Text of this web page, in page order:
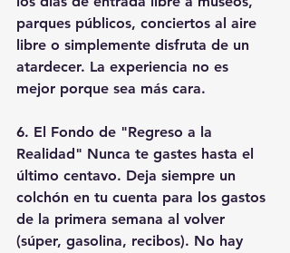
parques públicos, conciertos al aire
libre o simplemente disfruta de un
atardecer. La experiencia no es
mejor porque sea más cara.
6. El Fondo de "Regreso a la
Realidad" Nunca te gastes hasta el
último centavo. Deja siempre un
colchón en tu cuenta para los gastos
de la primera semana al volver
(súper, gasolina, recibos). No hay